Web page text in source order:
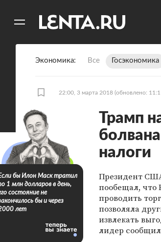
Экономика Все Госэкономика
22:00, 3 марта 2018 (обновлено:
Трамп
налоги
Президент
пообещал, что
проводить
позволяла
извлекать
лидер
бы Илон Маск тратил
1 млн долларов в день,
состояние не
бы и через
лет